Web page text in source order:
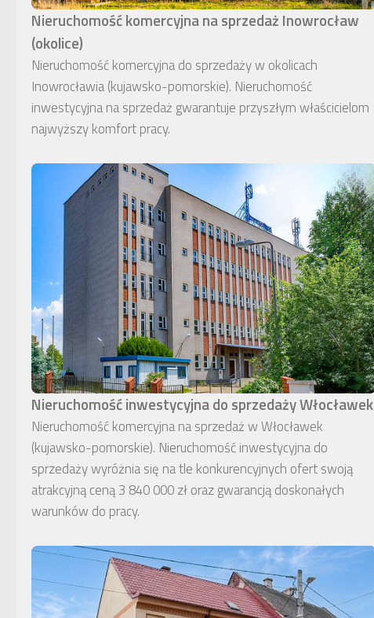
Nieruchomość komercyjna na sprzedaż Inowrocław
(okolice)
Nieruchomość komercyjna do sprzedaży w okolicach
Inowrocławia (kujawsko-pomorskie). Nieruchomość
inwestycyjna na sprzedaż gwarantuje przyszłym właścicielom
najwyższy komfort pracy.
Nieruchomość inwestycyjna do sprzedaży Włocławek
Nieruchomość komercyjna na sprzedaż w Włocławek
(kujawsko-pomorskie). Nieruchomość inwestycyjna do
sprzedaży wyróżnia się na tle konkurencyjnych ofert swoją
atrakcyjną ceną 3 840 000 zł oraz gwarancją doskonałych
warunków do pracy.